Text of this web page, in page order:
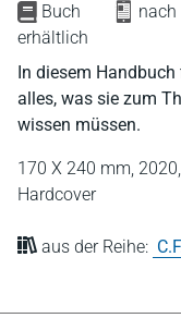
Buch
nach
erhältlich
In diesem
alles, was sie zum
wissen müssen.
170 X 240 mm, 2020,
Hardcover
aus der Reihe: